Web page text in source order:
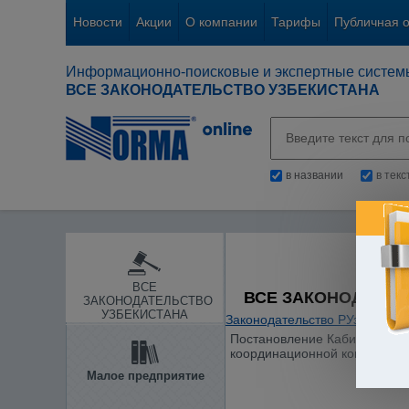
Новости Акции О компании Тарифы Публичная
Информационно-поисковые и экспертные
ВСЕ ЗАКОНОДАТЕЛЬСТВО УЗБЕКИСТАНА
в названии в
ВСЕ
ЗАКОНОДАТЕЛЬСТВО
УЗБЕКИСТАНА
Малое предприятие
ВСЕ
Законодательство РУз
Постановление Кабинета
координационной комиссии